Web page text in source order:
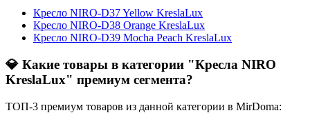
Кресло NIRO-D37 Yellow KreslaLux
Кресло NIRO-D38 Orange KreslaLux
Кресло NIRO-D39 Mocha Peach KreslaLux
💎 Какие товары в категории "Кресла NIRO
KreslaLux" премиум сегмента?
ТОП-3 премиум товаров из данной категории в MirDoma: